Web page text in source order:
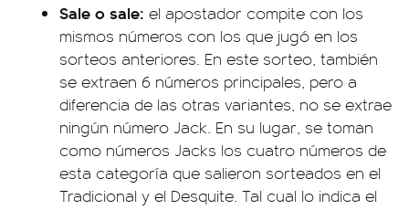
Sale o sale: el apostador compite con los
mismos números con los que jugó en los
sorteos anteriores. En este sorteo, también
se extraen 6 números principales, pero a
diferencia de las otras variantes, no se extrae
ningún número Jack. En su lugar, se toman
como números Jacks los cuatro números de
esta categoría que salieron sorteados en el
Tradicional y el Desquite. Tal cual lo indica el